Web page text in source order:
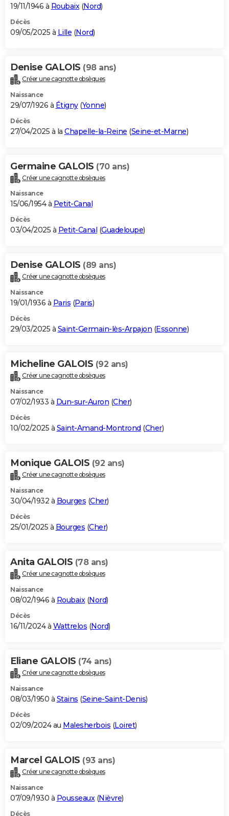
19/11/1946 à Roubaix(Nord)
Décès
09/05/2025 à Lille (Nord)
Denise GALOIS (98 ans)
Créer une cagnotte obsèques
Naissance
29/07/1926 à Étigny(Yonne)
Décès
27/04/2025 à la Chapelle-la-Reine (Seine-et-Marne)
Germaine GALOIS (70 ans)
Créer une cagnotte obsèques
Naissance
15/06/1954 à Petit-Canal
Décès
03/04/2025 à Petit-Canal (Guadeloupe)
Denise GALOIS (89 ans)
Créer une cagnotte obsèques
Naissance
19/01/1936 à Paris (Paris)
Décès
29/03/2025 à Saint-Germain-lès-Arpajon (Essonne)
Micheline GALOIS (92 ans)
Créer une cagnotte obsèques
Naissance
07/02/1933 à Dun-sur-Auron (Cher)
Décès
10/02/2025 à Saint-Amand-Montrond (Cher)
Monique GALOIS (92 ans)
Créer une cagnotte obsèques
Naissance
30/04/1932 à Bourges (Cher)
Décès
25/01/2025 à Bourges (Cher)
Anita GALOIS (78 ans)
Créer une cagnotte obsèques
Naissance
08/02/1946 à Roubaix(Nord)
Décès
16/11/2024 à Wattrelos (Nord)
Eliane GALOIS (74 ans)
Créer une cagnotte obsèques
Naissance
08/03/1950 à Stains (Seine-Saint-Denis)
Décès
02/09/2024 au Malesherbois (Loiret)
Marcel GALOIS (93 ans)
Créer une cagnotte obsèques
Naissance
07/09/1930 à Pousseaux(Nièvre)
Décès